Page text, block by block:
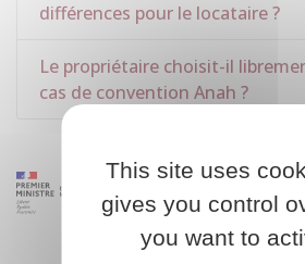
différences pour le locataire ?
Le propriétaire choisit-il
cas de convention Anah ?
This site uses
gives you control
you want to